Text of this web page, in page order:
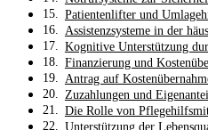
Patientenlifter und
Assistenzsysteme in der
Kognitive Unterstützung
Finanzierung und
Antrag auf
Zuzahlungen und
Die Rolle von
Unterstützung der